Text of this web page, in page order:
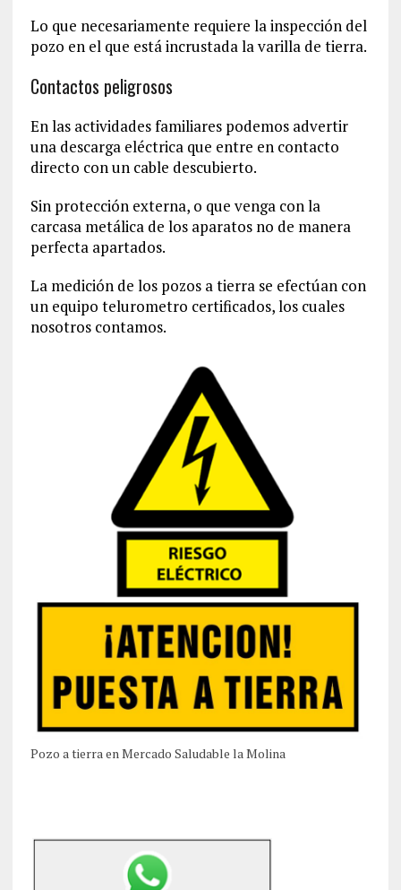
Lo que necesariamente requiere la inspección del
pozo en el que está incrustada la varilla de tierra.
Contactos peligrosos
En las actividades familiares podemos advertir
una descarga eléctrica que entre en contacto
directo con un cable descubierto.
Sin protección externa, o que venga con la
carcasa metálica de los aparatos no de manera
perfecta apartados.
La medición de los pozos a tierra se efectúan con
un equipo telurometro certificados, los cuales
nosotros contamos.
Pozo a tierra en Mercado Saludable la Molina